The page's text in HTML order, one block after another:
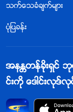
သက္ေသခံခ်က္မ်ား
ပုံျပခန္း
အနႏၲတန္ခိုးရွင္
င္းကို ေဒါင္းလုဒ္လု